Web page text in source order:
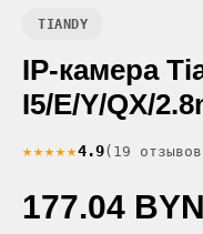
TIANDY
IP-камера
I5/E/Y/QX/
★★★★★4.9(19
177.04 BYN